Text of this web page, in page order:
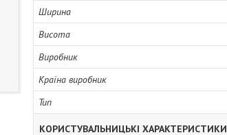
Ширина
Висота
Виробник
Країна виробник
Тип
КОРИСТУВАЛЬНИЦЬКІ ХАРАКТЕРИСТИКИ